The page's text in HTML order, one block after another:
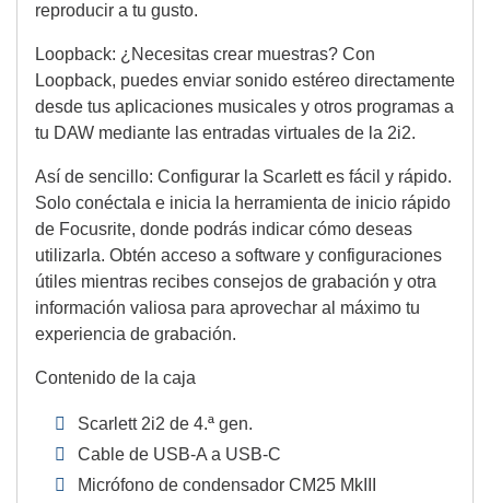
reproducir a tu gusto.
Loopback: ¿Necesitas crear muestras? Con
Loopback, puedes enviar sonido estéreo directamente
desde tus aplicaciones musicales y otros programas a
tu DAW mediante las entradas virtuales de la 2i2.
Así de sencillo: Configurar la Scarlett es fácil y rápido.
Solo conéctala e inicia la herramienta de inicio rápido
de Focusrite, donde podrás indicar cómo deseas
utilizarla. Obtén acceso a software y configuraciones
útiles mientras recibes consejos de grabación y otra
información valiosa para aprovechar al máximo tu
experiencia de grabación.
Contenido de la caja
Scarlett 2i2 de 4.ª gen.
Cable de USB-A a USB-C
Micrófono de condensador CM25 MkIII